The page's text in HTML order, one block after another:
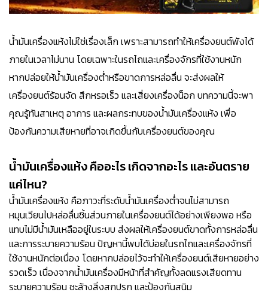
น้ำมันเครื่องแห้งไม่ใช่เรื่องเล็ก เพราะสามารถทำให้เครื่องยนต์พังได้
ภายในเวลาไม่นาน โดยเฉพาะในรถไถและเครื่องจักรที่ใช้งานหนัก
หากปล่อยให้น้ำมันเครื่องต่ำหรือขาดการหล่อลื่น จะส่งผลให้
เครื่องยนต์ร้อนจัด สึกหรอเร็ว และเสี่ยงเครื่องน็อก บทความนี้จะพา
คุณรู้ทันสาเหตุ อาการ และผลกระทบของน้ำมันเครื่องแห้ง เพื่อ
ป้องกันความเสียหายที่อาจเกิดขึ้นกับเครื่องยนต์ของคุณ
น้ำมันเครื่องแห้ง คืออะไร เกิดจากอะไร และอันตราย
แค่ไหน?
น้ำมันเครื่องแห้ง คือภาวะที่ระดับน้ำมันเครื่องต่ำจนไม่สามารถ
หมุนเวียนไปหล่อลื่นชิ้นส่วนภายในเครื่องยนต์ได้อย่างเพียงพอ หรือ
แทบไม่มีน้ำมันเหลืออยู่ในระบบ ส่งผลให้เครื่องยนต์ขาดทั้งการหล่อลื่น
และการระบายความร้อน ปัญหานี้พบได้บ่อยในรถไถและเครื่องจักรที่
ใช้งานหนักต่อเนื่อง โดยหากปล่อยไว้จะทำให้เครื่องยนต์เสียหายอย่าง
รวดเร็ว เนื่องจากน้ำมันเครื่องมีหน้าที่สำคัญทั้งลดแรงเสียดทาน
ระบายความร้อน ชะล้างสิ่งสกปรก และป้องกันสนิม